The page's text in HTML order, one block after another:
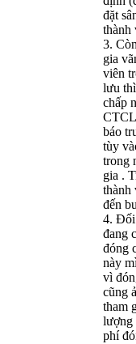
đặt
thành
3.
gia
viên
lưu
chấp
báo
tùy
trong
gia .
thành
đến
4. Đối
đang
đóng
này
vì
cũng
tham
lượng
phí